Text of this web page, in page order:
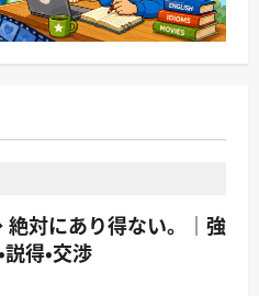
絶対にあり得ない。｜強
得・交渉